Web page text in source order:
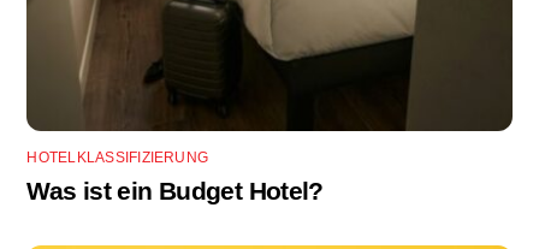
HOTELKLASSIFIZIERUNG
Was ist ein Budget Hotel?